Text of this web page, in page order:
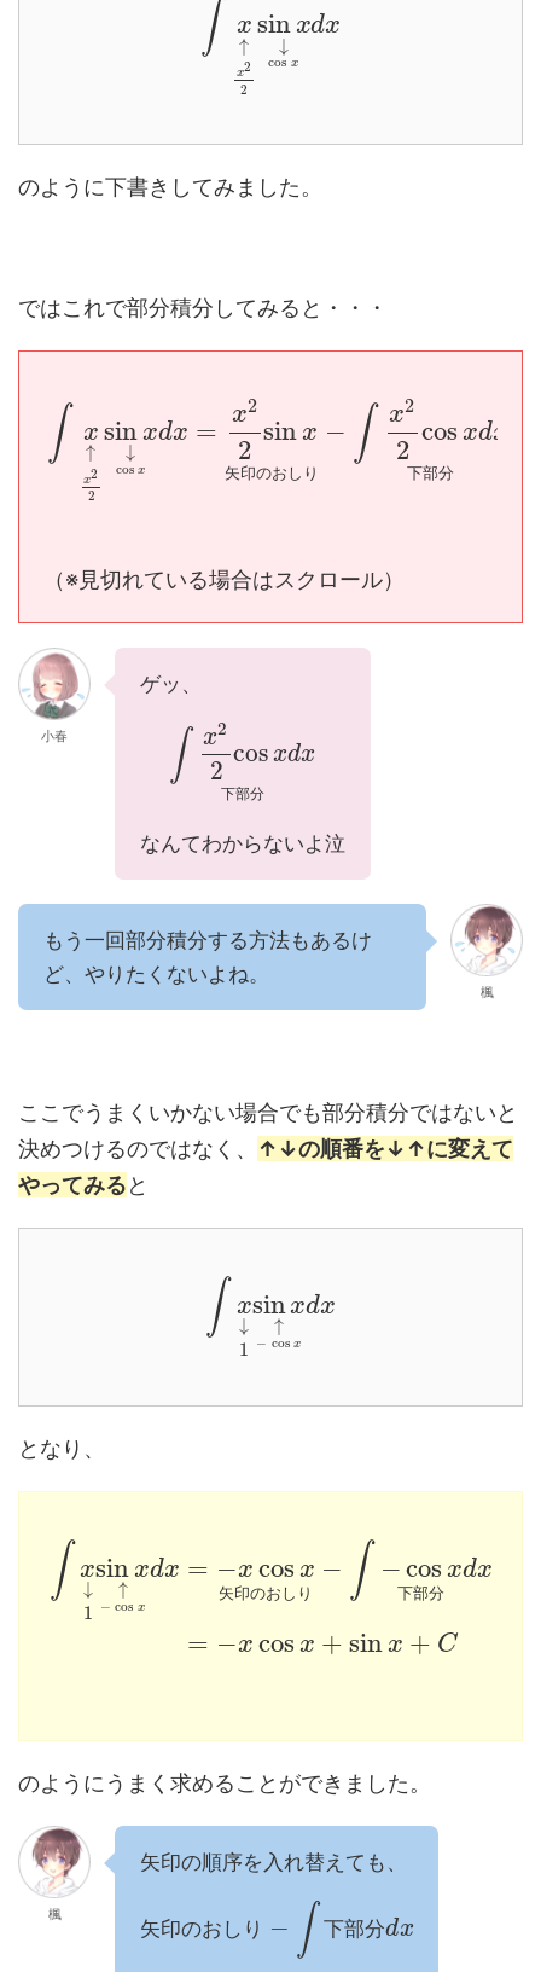
∫ x
↑
x2
2
sin x
↓
cos x
dx
のように下書きしてみました。
ではこれで部分積分してみると・・・
∫ x
↑
x2
2
sinx
↓
cos x
dx =
x2
2
sin x
矢印のお し り
− ∫ x2
2
cos x
下部分
dx
（※見切れている場合はスクロール）
小春
ゲッ、
∫ x2
2
cos x
下部分
dx
なんてわからないよ泣
もう一回部分積分する方法もあるけ
ど、やりたくないよね。
楓
ここでうまくいかない場合でも部分積分ではないと
決めつけるのではなく、 ↑↓の順番を↓↑に変えて
やってみると
∫ x
↓
1
sinx
↑
− cos x
dx
となり、
∫ x
↓
1
sinx
↑
− cos x
dx = −x cos x
矢印のお し り
− ∫ − cos x
下部分
dx
= −x cos x + sinx + C
のようにうまく求めることができました。
楓
矢印の順序を入れ替えても、
矢印のお し り − ∫ 下部分dx